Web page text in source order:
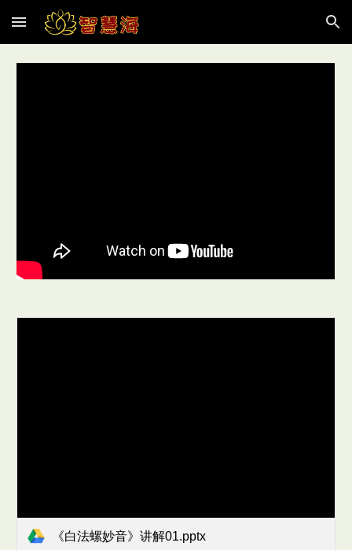
Skip to main content Skip to navigation
《白法螺妙音》讲解01.pptx